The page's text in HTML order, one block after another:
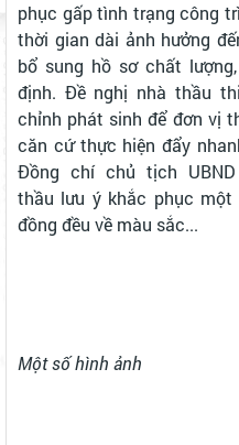
phục gấp tình trạng công
thời gian dài ảnh hưởng
bổ sung hồ sơ chất
định. Đề nghị nhà thầu
chỉnh phát sinh để đơn vị
căn cứ thực hiện đẩy
Đồng chí chủ tịch
thầu lưu ý khắc phục
đồng đều về màu sắc...
Một số hình ảnh